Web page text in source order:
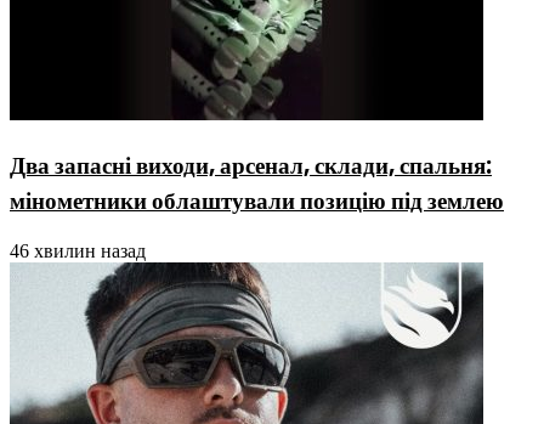
Два запасні виходи, арсенал, склади, спальня:
мінометники облаштували позицію під землею
46 хвилин назад